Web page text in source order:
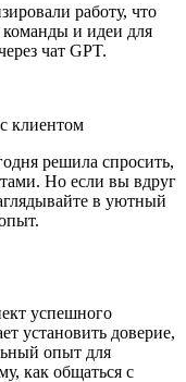
работу, что
и идеи для
чат GPT.
решила спросить,
Но если вы вдруг
в уютный
успешного
установить доверие,
опыт для
как общаться с